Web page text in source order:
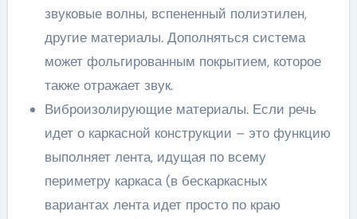
звуковые волны, вспененный полиэтилен,
другие материалы. Дополняться система
может фольгированным покрытием, которое
также отражает звук.
Виброизолирующие материалы. Если речь
идет о каркасной конструкции – это функцию
выполняет лента, идущая по всему
периметру каркаса (в бескаркасных
вариантах лента идет просто по краю